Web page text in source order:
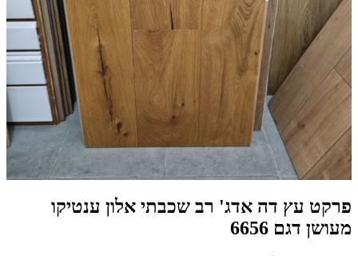
פרקט עץ דה אדג' רב שכבתי אלון ענטיקו
מעושן דגם 6656